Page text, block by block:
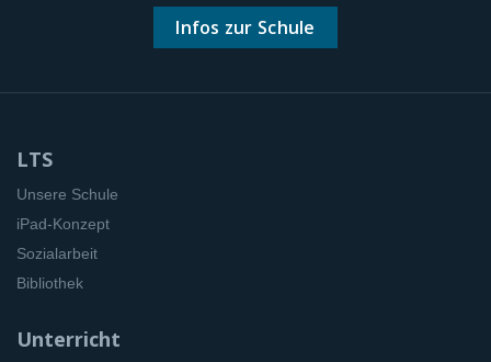
Infos zur Schule
LTS
Unsere Schule
iPad-Konzept
Sozialarbeit
Bibliothek
Unterricht